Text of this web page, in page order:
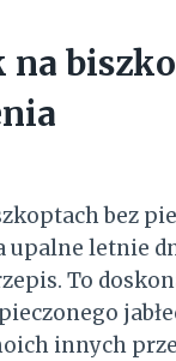
na
bez
upalne letnie
To
innych